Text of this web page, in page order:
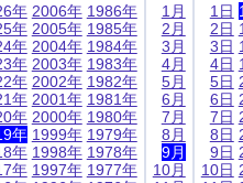
年
年
年
年
年
年
年
年
年
年
2006年
2005年
2004年
2003年
2002年
2001年
2000年
1999年
1998年
1997年
1986年
1985年
1984年
1983年
1982年
1981年
1980年
1979年
1978年
1977年
1月
2月
3月
4月
5月
6月
7月
8月
9月
10月
1日
2日
3日
4日
5日
6日
7日
8日
9日
10日